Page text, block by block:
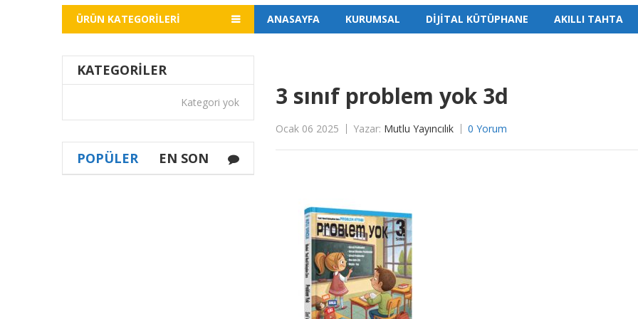
ÜRÜN KATEGORILERI ANASAYFA KURUMSAL DİJİTAL KÜTÜPHANE AKILLI TAHTA
KATEGORILER
Kategori yok
POPÜLER EN SON
3 sınıf problem yok 3d
Ocak 06 2025 Yazar: Mutlu Yayıncılık 0 Yorum